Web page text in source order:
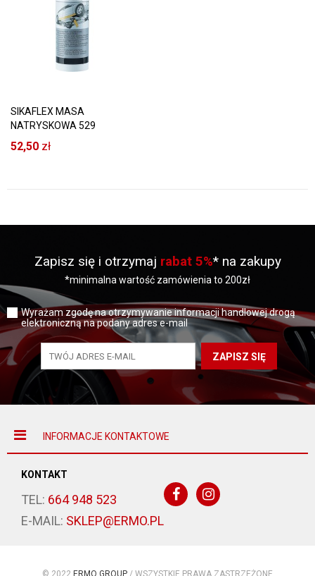
SIKAFLEX MASA
NATRYSKOWA 529
EVOLUTION BEŻOWA
52,50 zł
Zapisz się i otrzymaj rabat 5%* na zakupy
*minimalna wartość zamówienia to 200zł
Wyrażam zgodę na otrzymywanie informacji handlowej drogą
elektroniczną na podany adres e-mail
ZAPISZ SIĘ
INFORMACJE KONTAKTOWE
KONTAKT
TEL: 664 948 523
E-MAIL: SKLEP@ERMO.PL
© 2022 ERMO GROUP / WSZYSTKIE PRAWA ZASTRZEŻONE